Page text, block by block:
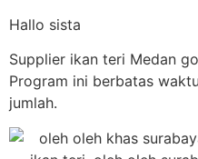
Hallo sista
Supplier ikan teri Medan
Program ini berbatas
jumlah.